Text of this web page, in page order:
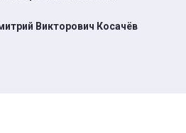
Викторович Косачёв